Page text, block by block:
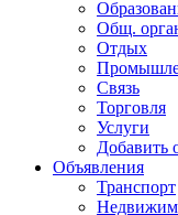
Общ.
Отдых
Связь
Торговля
Услуги
Добавить
Объявления
Транспорт